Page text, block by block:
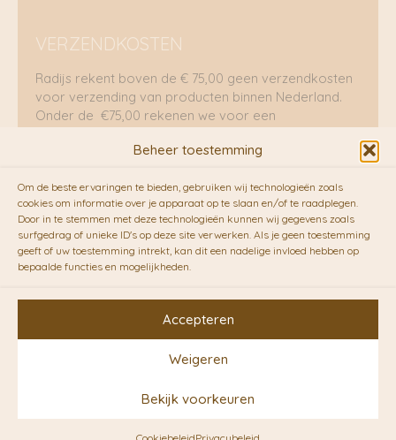
Beheer toestemming
Om de beste ervaringen te bieden, gebruiken wij technologieën zoals
cookies om informatie over je apparaat op te slaan en/of te raadplegen.
Door in te stemmen met deze technologieën kunnen wij gegevens zoals
surfgedrag of unieke ID's op deze site verwerken. Als je geen toestemming
geeft of uw toestemming intrekt, kan dit een nadelige invloed hebben op
bepaalde functies en mogelijkheden.
Accepteren
Weigeren
Bekijk voorkeuren
VERZENDKOSTEN
Radijs rekent boven de € 75,00 geen verzendkosten
voor verzending van producten binnen Nederland.
Onder de €75,00 rekenen we voor een
RADIJS werkt samen met de duurzame bezorgdienst
vanFietskoeriers.nl. Pakketten (mits voorradig) voor
10.00 uur besteld op een doordeweekse dag,
bezorgen zij soms nog op dezelfde dag in de
avonduren! Brievenbuspakjes de volgende dag. En
waar mogelijk ook echt op de fiets!!
Conceptstore | Designed by
Ontwerpunie